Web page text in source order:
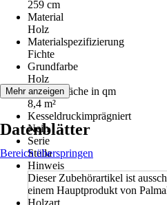
259 cm
Material
Holz
Materialspezifizierung
Fichte
Grundfarbe
Holz
Aufstellfläche in qm
8,4 m²
Kesseldruckimprägniert
Nein
Serie
Stella
Hinweis
Dieser Zubehörartikel ist
einem Hauptprodukt von
Holzart
Mehr anzeigen
Datenblätter
Bereich überspringen